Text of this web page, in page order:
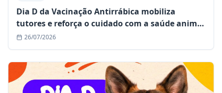
Dia D da Vacinação Antirrábica mobiliza
tutores e reforça o cuidado com a saúde animal
em Mairi
26/07/2026